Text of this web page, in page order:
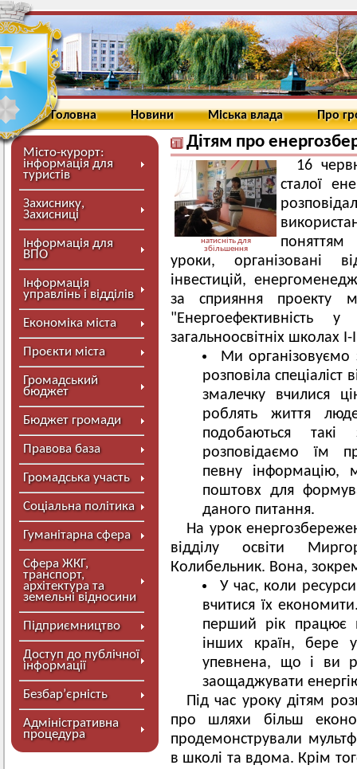
Головна Новини Міська влада Про
Місто-курорт:
інформація для
туристів
Захиснику,
Захисниці
Інформація для
ВПО
Інформація
управлінь і відділів
Економіка міста
Проєкти міста
Громадський
бюджет
Бюджет громади
Правова база
Громадська участь
Соціальна політика
Гуманітарна сфера
Сфера ЖКГ,
транспорт,
архітектура та
земельні відносини
Підприємництво
Доступ до публічної
інформації
Безбар’єрність
Адміністративна
процедура
Дітям про
натисніть для
збільшення
16
сталої
уроки, організовані
інвестицій,
за сприяння проекту
загальноосвітніх школах
Ми
розповіла спеціаліст
змалечку вчилися
роблять життя
подобаються
розповідаємо їм
певну
поштовх для
даного питання.
На урок
відділу освіти
Колибельник. Вона,
У час, коли
вчитися їх
перший рік працює
інших країн, бере
упевнена, що і ви
заощаджувати
Під час уроку дітям
про шляхи більш
продемонстрували
в школі та вдома. Крім